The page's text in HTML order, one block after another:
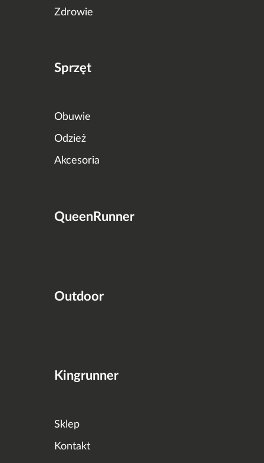
Zdrowie
Sprzęt
Obuwie
Odzież
Akcesoria
QueenRunner
Outdoor
Kingrunner
Sklep
Kontakt